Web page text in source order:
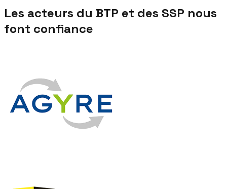
Les acteurs du BTP et des SSP nous
font confiance